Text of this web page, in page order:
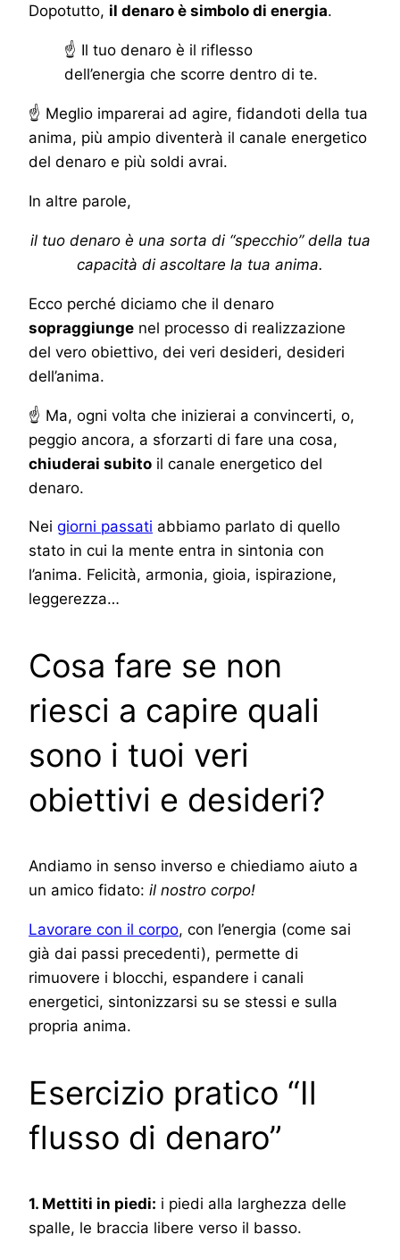
Dopotutto, il denaro è simbolo di energia.
☝ Il tuo denaro è il riflesso
dell’energia che scorre dentro di te.
☝ Meglio imparerai ad agire, fidandoti della tua
anima, più ampio diventerà il canale energetico
del denaro e più soldi avrai.
In altre parole,
il tuo denaro è una sorta di “specchio” della tua
capacità di ascoltare la tua anima.
Ecco perché diciamo che il denaro
sopraggiunge nel processo di realizzazione
del vero obiettivo, dei veri desideri, desideri
dell’anima.
☝ Ma, ogni volta che inizierai a convincerti, o,
peggio ancora, a sforzarti di fare una cosa,
chiuderai subito il canale energetico del
denaro.
Nei giorni passati abbiamo parlato di quello
stato in cui la mente entra in sintonia con
l’anima. Felicità, armonia, gioia, ispirazione,
leggerezza…
Cosa fare se non
riesci a capire quali
sono i tuoi veri
obiettivi e desideri?
Andiamo in senso inverso e chiediamo aiuto a
un amico fidato: il nostro corpo!
Lavorare con il corpo, con l’energia (come sai
già dai passi precedenti), permette di
rimuovere i blocchi, espandere i canali
energetici, sintonizzarsi su se stessi e sulla
propria anima.
Esercizio pratico “Il
flusso di denaro”
1. Mettiti in piedi: i piedi alla larghezza delle
spalle, le braccia libere verso il basso.